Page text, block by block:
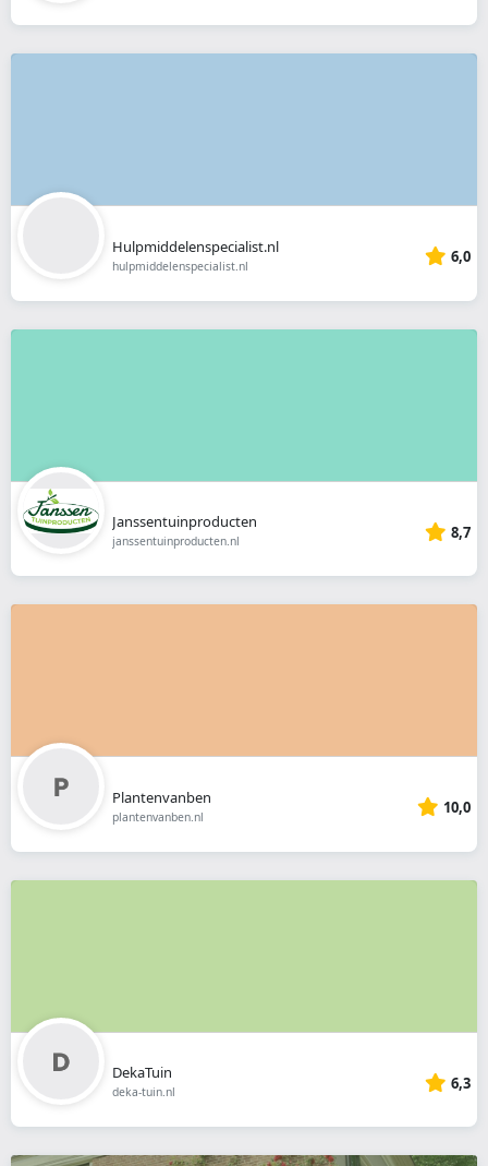
Hulpmiddelenspecialist.nl
hulpmiddelenspecialist.nl 6,0
Janssentuinproducten
janssentuinproducten.nl 8,7
Plantenvanben
plantenvanben.nl 10,0
DekaTuin
deka-tuin.nl 6,3